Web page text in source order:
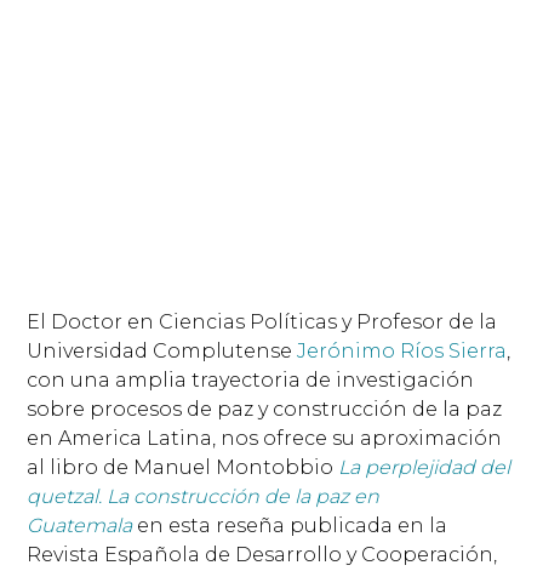
El Doctor en Ciencias Políticas y Profesor de la
Universidad ComplutenseJerónimo Ríos Sierra,
con una amplia trayectoria de investigación
sobre procesos de paz y construcción de la paz
en America Latina, nos ofrece su aproximación
al libro de Manuel Montobbio La perplejidad del
quetzal. La construcción de la paz en
Guatemalaen esta reseña publicada en la
Revista Española de Desarrollo y Cooperación,